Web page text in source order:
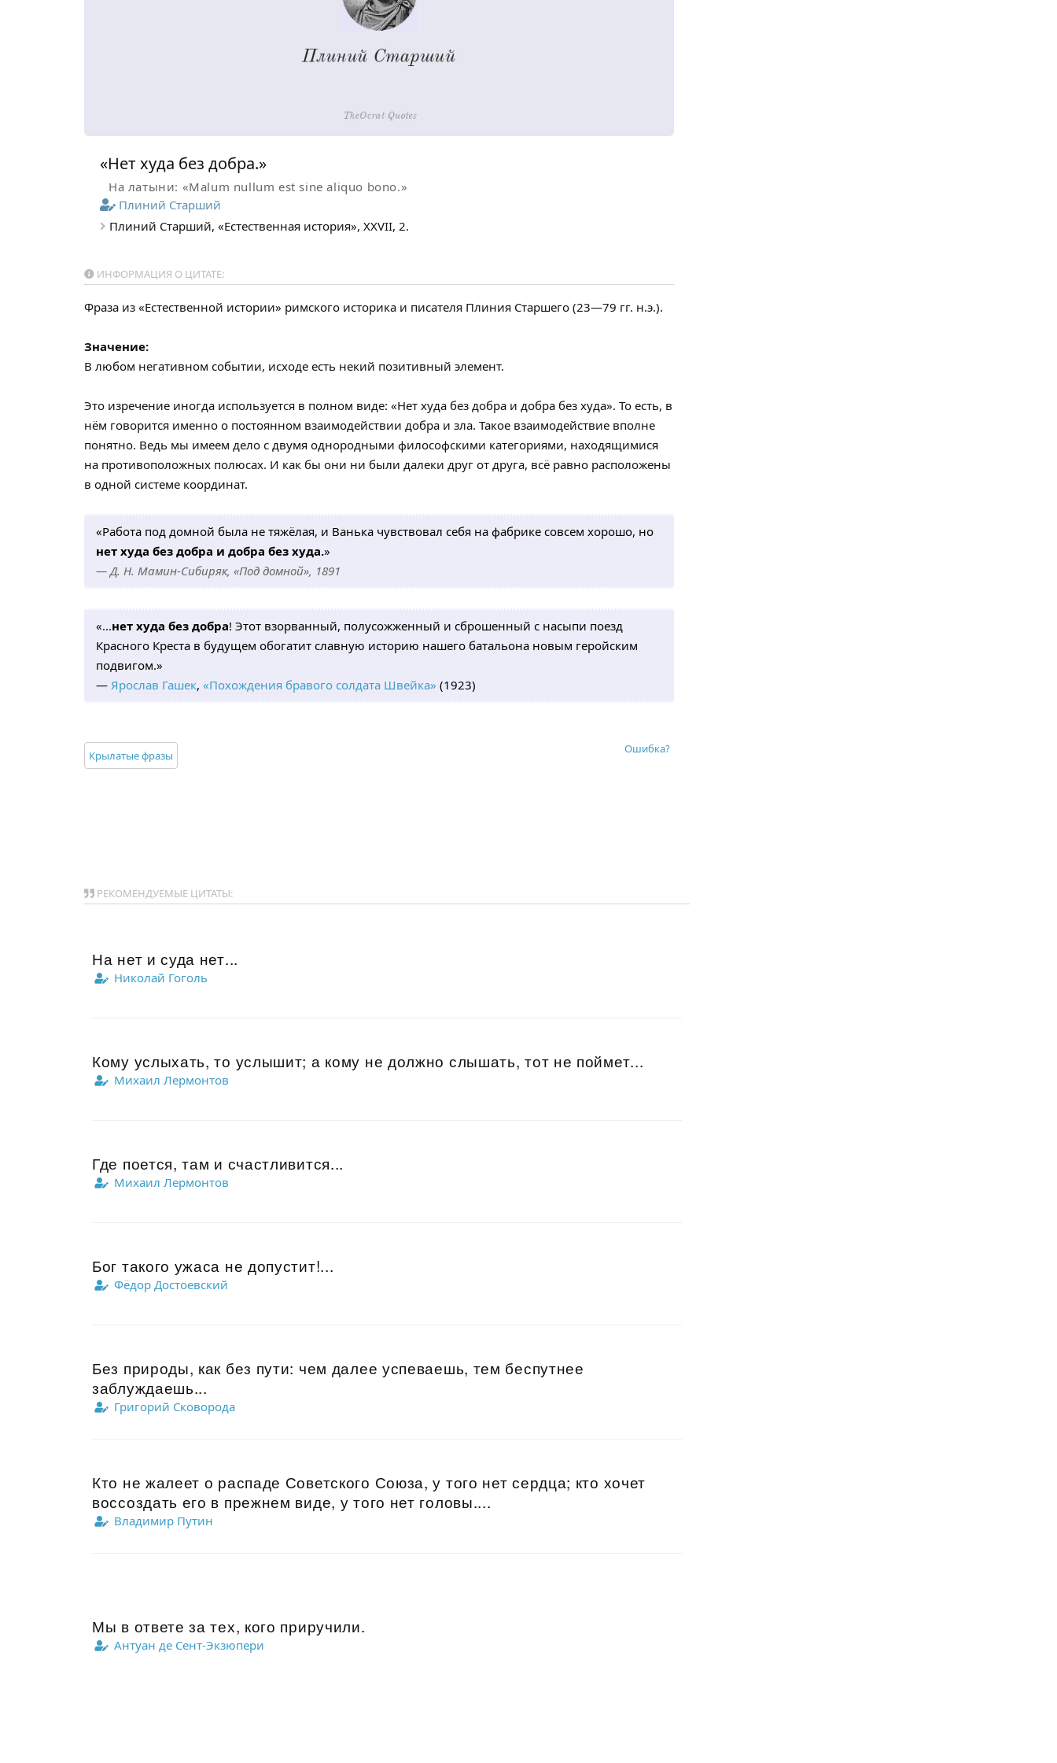
«Нет худа без добра.»
На латыни: «Malum nullum est sine aliquo bono.»
Плиний Старший
Плиний Старший, «Естественная история», XXVII, 2.
ИНФОРМАЦИЯ О ЦИТАТЕ:
Фраза из «Естественной истории» римского историка и писателя Плиния Старшего (23—79 гг. н.э.).
Значение:
В любом негативном событии, исходе есть некий позитивный элемент.
Это изречение иногда используется в полном виде: «Нет худа без добра и добра без худа». То есть, в
нём говорится именно о постоянном взаимодействии добра и зла. Такое взаимодействие вполне
понятно. Ведь мы имеем дело с двумя однородными философскими категориями, находящимися
на противоположных полюсах. И как бы они ни были далеки друг от друга, всё равно расположены
в одной системе координат.
«Работа под домной была не тяжёлая, и Ванька чувствовал себя на фабрике совсем хорошо, но
нет худа без добра и добра без худа.»
— Д. Н. Мамин-Сибиряк, «Под домной», 1891
«...нет худа без добра! Этот взорванный, полусожженный и сброшенный с насыпи поезд
Красного Креста в будущем обогатит славную историю нашего батальона новым геройским
подвигом.»
— Ярослав Гашек, «Похождения бравого солдата Швейка» (1923)
Крылатые фразы Ошибка?
РЕКОМЕНДУЕМЫЕ ЦИТАТЫ:
На нет и суда нет...
Николай Гоголь
Кому услыхать, то услышит; а кому не должно слышать, тот не поймет...
Михаил Лермонтов
Где поется, там и счастливится...
Михаил Лермонтов
Бог такого ужаса не допустит!...
Фёдор Достоевский
Без природы, как без пути: чем далее успеваешь, тем беспутнее
заблуждаешь...
Григорий Сковорода
Кто не жалеет о распаде Советского Союза, у того нет сердца; кто хочет
воссоздать его в прежнем виде, у того нет головы....
Владимир Путин
Мы в ответе за тех, кого приручили.
Антуан де Сент-Экзюпери